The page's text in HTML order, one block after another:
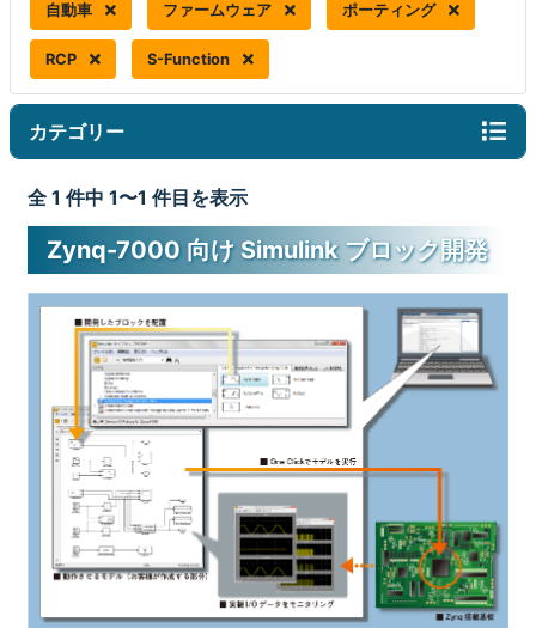
自動車 ファームウェア ポーティング
RCP S-Function
カテゴリー
全 1 件中 1〜1 件目を表示
Zynq-7000 向け Simulink ブロック開発